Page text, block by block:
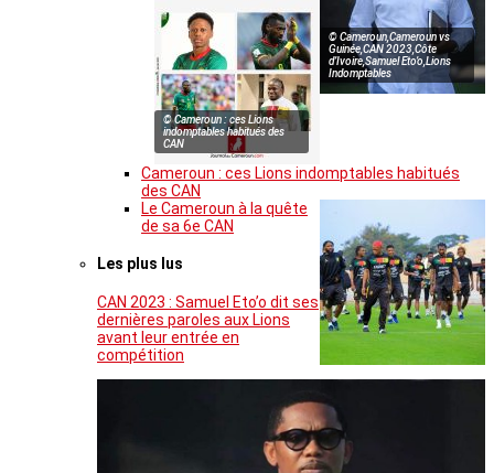
© Cameroun,Cameroun vs
Guinée,CAN 2023,Côte
d’Ivoire,Samuel Eto’o,Lions
Indomptables
© Cameroun : ces Lions
indomptables habitués des
CAN
Cameroun : ces Lions indomptables habitués
des CAN
Le Cameroun à la quête
de sa 6e CAN
Les plus lus
CAN 2023 : Samuel Eto’o dit ses
dernières paroles aux Lions
avant leur entrée en
compétition